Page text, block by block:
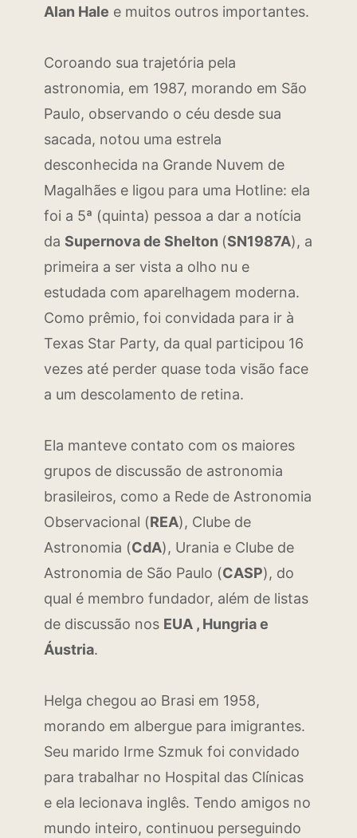
Alan Hale e muitos outros importantes.
Coroando sua trajetória pela
astronomia, em 1987, morando em São
Paulo, observando o céu desde sua
sacada, notou uma estrela
desconhecida na Grande Nuvem de
Magalhães e ligou para uma Hotline: ela
foi a 5ª (quinta) pessoa a dar a notícia
da Supernova de Shelton (SN1987A), a
primeira a ser vista a olho nu e
estudada com aparelhagem moderna.
Como prêmio, foi convidada para ir à
Texas Star Party, da qual participou 16
vezes até perder quase toda visão face
a um descolamento de retina.
Ela manteve contato com os maiores
grupos de discussão de astronomia
brasileiros, como a Rede de Astronomia
Observacional (REA), Clube de
Astronomia (CdA), Urania e Clube de
Astronomia de São Paulo (CASP), do
qual é membro fundador, além de listas
de discussão nos EUA , Hungria e
Áustria.
Helga chegou ao Brasi em 1958,
morando em albergue para imigrantes.
Seu marido Irme Szmuk foi convidado
para trabalhar no Hospital das Clínicas
e ela lecionava inglês. Tendo amigos no
mundo inteiro, continuou perseguindo